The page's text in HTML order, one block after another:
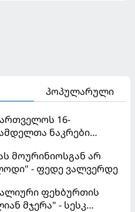
პოპულარული
16-
ნაკრები
მოურინიოსგან არ
- ფედე ვალვერდე
ფეხბურთის
მჯერა" - სესკ